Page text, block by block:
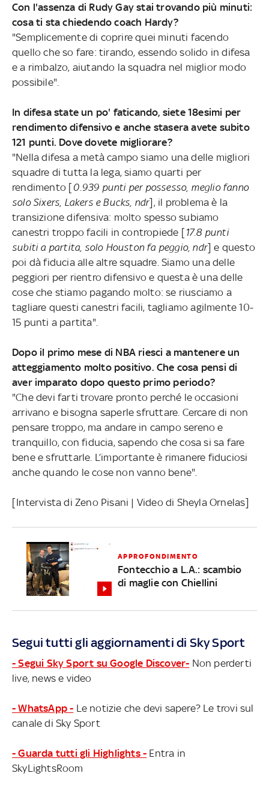
Con l'assenza di Rudy Gay stai trovando più minuti:
cosa ti sta chiedendo coach Hardy?
"Semplicemente di coprire quei minuti facendo
quello che so fare: tirando, essendo solido in difesa
e a rimbalzo, aiutando la squadra nel miglior modo
possibile".
In difesa state un po' faticando, siete 18esimi per
rendimento difensivo e anche stasera avete subito
121 punti. Dove dovete migliorare?
"Nella difesa a metà campo siamo una delle migliori
squadre di tutta la lega, siamo quarti per
rendimento [ 0.939 punti per possesso, meglio fanno
solo Sixers, Lakers e Bucks, ndr], il problema è la
transizione difensiva: molto spesso subiamo
canestri troppo facili in contropiede [ 17.8 punti
subiti a partita, solo Houston fa peggio, ndr] e questo
poi dà fiducia alle altre squadre. Siamo una delle
peggiori per rientro difensivo e questa è una delle
cose che stiamo pagando molto: se riusciamo a
tagliare questi canestri facili, tagliamo agilmente 10-
15 punti a partita".
Dopo il primo mese di NBA riesci a mantenere un
atteggiamento molto positivo. Che cosa pensi di
aver imparato dopo questo primo periodo?
"Che devi farti trovare pronto perché le occasioni
arrivano e bisogna saperle sfruttare. Cercare di non
pensare troppo, ma andare in campo sereno e
tranquillo, con fiducia, sapendo che cosa si sa fare
bene e sfruttarle. L’importante è rimanere fiduciosi
anche quando le cose non vanno bene".
[Intervista di Zeno Pisani | Video di Sheyla Ornelas]
APPROFONDIMENTO
Fontecchio a L.A.: scambio
di maglie con Chiellini
Segui tutti gli aggiornamenti di Sky Sport
- Segui Sky Sport su Google Discover- Non perderti
live, news e video
- WhatsApp - Le notizie che devi sapere? Le trovi sul
canale di Sky Sport
- Guarda tutti gli Highlights - Entra in
SkyLightsRoom